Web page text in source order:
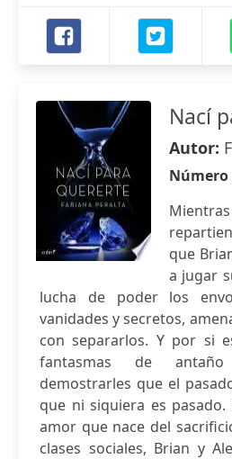
Nací
Autor:
Número
que
a jugar
lucha de poder los
vanidades y secretos,
con separarlos. Y por si
fantasmas de
demostrarles que el
que ni siquiera es
amor que nace del
clases sociales, Brian y